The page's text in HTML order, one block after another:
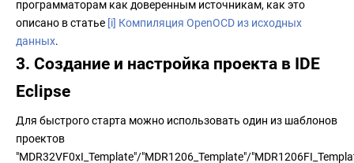
программаторам как доверенным источникам, как это
описано в статье [i] Компиляция OpenOCD из исходных
данных.
3. Создание и настройка проекта в IDE
Eclipse
Для быстрого старта можно использовать один из шаблонов
проектов
"MDR32VF0xI_Template"/"MDR1206_Template"/